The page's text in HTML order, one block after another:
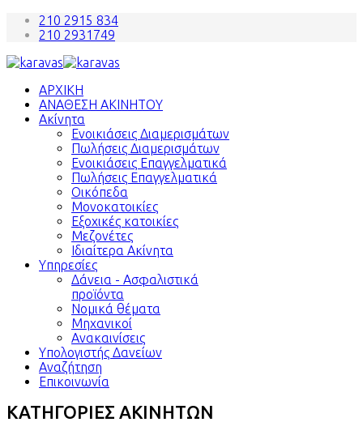
210 2915 834
210 2931749
ΑΡΧΙΚΗ
ΑΝΑΘΕΣΗ ΑΚΙΝΗΤΟΥ
Ακίνητα
Ενοικιάσεις Διαμερισμάτων
Πωλήσεις Διαμερισμάτων
Ενοικιάσεις Επαγγελματικά
Πωλήσεις Επαγγελματικά
Οικόπεδα
Μονοκατοικίες
Εξοχικές κατοικίες
Μεζονέτες
Ιδιαίτερα Ακίνητα
Υπηρεσίες
Δάνεια - Ασφαλιστικά
προϊόντα
Νομικά θέματα
Μηχανικοί
Ανακαινίσεις
Υπολογιστής Δανείων
Αναζήτηση
Επικοινωνία
ΚΑΤΗΓΟΡΙΕΣ ΑΚΙΝΗΤΩΝ